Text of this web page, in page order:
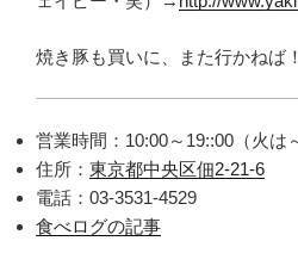
焼き豚も買いに、また行かねば！
営業時間：10:00～19::00（火は
住所： 東京都中央区佃2-21-6
電話：03-3531-4529
食べログの記事